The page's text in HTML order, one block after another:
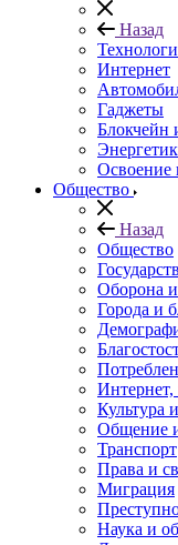
Назад
Интернет
Гаджеты
Блокчейн
Освоение
Общество
Назад
Общество
Оборона
Города и
Интернет,
Культура
Общение
Транспорт
Права и
Миграция
Наука и